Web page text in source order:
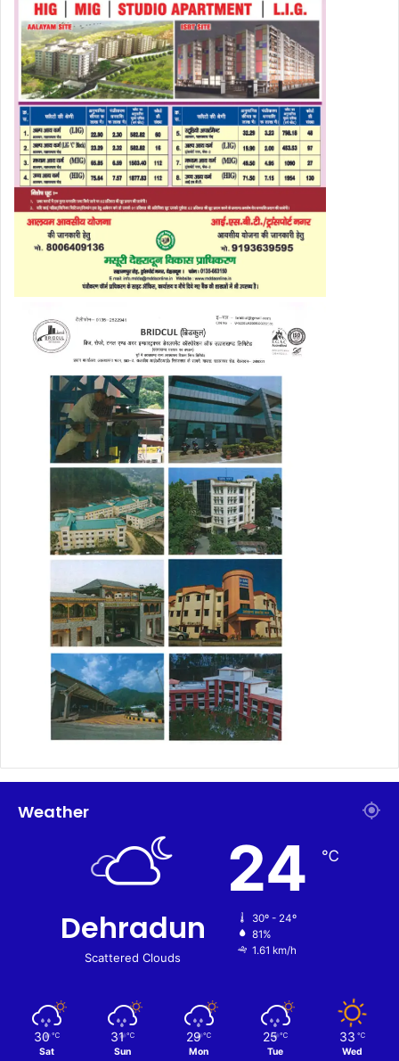
Weather
Dehradun
Scattered Clouds
24 ℃
30º - 24º
81%
1.61 km/h
30 ℃
Sat
31 ℃
Sun
29 ℃
Mon
25 ℃
Tue
33 ℃
Wed